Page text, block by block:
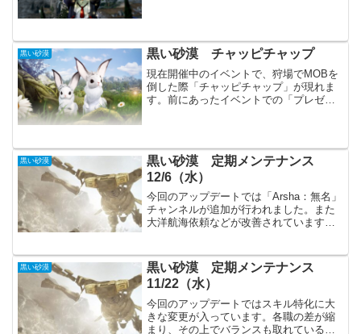
黒い砂漠 黒い砂漠 チャッピチャップ
現在開催中のイベントで、狩場でMOBを
倒した際「チャッピチャップ」が現れま
す。前にあったイベントでの「プレゼン
せん。また入手できるア...
黒い砂漠
黒い砂漠 定期メンテナンス
12/6（水）
今回のアップデートでは「Arsha：無名」
チャンネルが追加が行われました。また
大洋航海依頼などが改善されています。
す。今後は多少なりとも活性化していく
事が望まれます。...
黒い砂漠
黒い砂漠 定期メンテナンス
11/22（水）
今回のアップデートではスキル特化に大
きな変更が入っています。各職の差が縮
まり、その上でバランスも取れている様